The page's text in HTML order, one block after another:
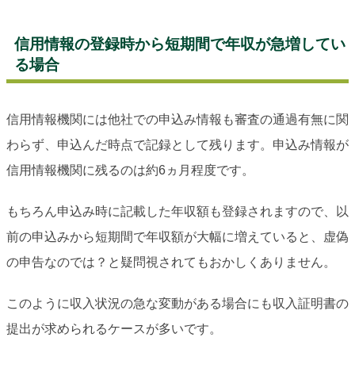
信用情報の登録時から短期間で年収が急増してい
る場合
信用情報機関には他社での申込み情報も審査の通過有無に関
わらず、申込んだ時点で記録として残ります。申込み情報が
信用情報機関に残るのは約6ヵ月程度です。
もちろん申込み時に記載した年収額も登録されますので、以
前の申込みから短期間で年収額が大幅に増えていると、虚偽
の申告なのでは？と疑問視されてもおかしくありません。
このように収入状況の急な変動がある場合にも収入証明書の
提出が求められるケースが多いです。